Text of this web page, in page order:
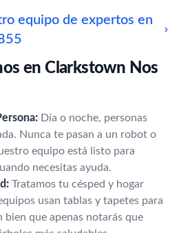
equipo de expertos en
en Clarkstown Nos
Día o noche, personas
Nunca te pasan a un robot o
equipo está listo para
necesitas ayuda.
Tratamos tu césped y hogar
usan tablas y tapetes para
que apenas notarás que